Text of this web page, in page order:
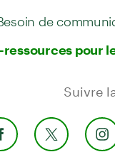
de
ressources pour
Suivre